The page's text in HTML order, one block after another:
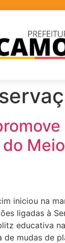
do Meio
iniciou na
ligadas à
educativa
de mudas de